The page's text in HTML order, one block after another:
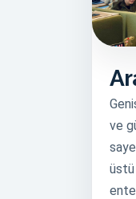
ve
üstü